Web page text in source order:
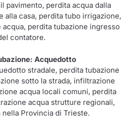
pavimento, perdita acqua dalla
alla casa, perdita tubo irrigazione,
perdita tubazione ingresso
contatore.
Acquedotto
stradale, perdita tubazione
sotto la strada, infiltrazione
acqua locali comuni, perdita
acqua strutture regionali,
nella Provincia di Trieste.